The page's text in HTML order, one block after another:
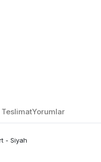
Yorumlar
- Siyah